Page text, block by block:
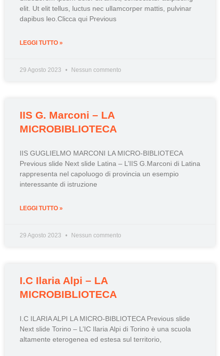
elit. Ut elit tellus, luctus nec ullamcorper mattis, pulvinar
dapibus leo.Clicca qui Previous
LEGGI TUTTO »
29 Agosto 2023 Nessun commento
IIS G. Marconi – LA
MICROBIBLIOTECA
IIS GUGLIELMO MARCONI LA MICRO-BIBLIOTECA
Previous slide Next slide Latina – L’IIS G.Marconi di Latina
rappresenta nel capoluogo di provincia un esempio
interessante di istruzione
LEGGI TUTTO »
29 Agosto 2023 Nessun commento
I.C Ilaria Alpi – LA
MICROBIBLIOTECA
I.C ILARIA ALPI LA MICRO-BIBLIOTECA Previous slide
Next slide Torino – L’IC Ilaria Alpi di Torino è una scuola
altamente eterogenea ed estesa sul territorio,